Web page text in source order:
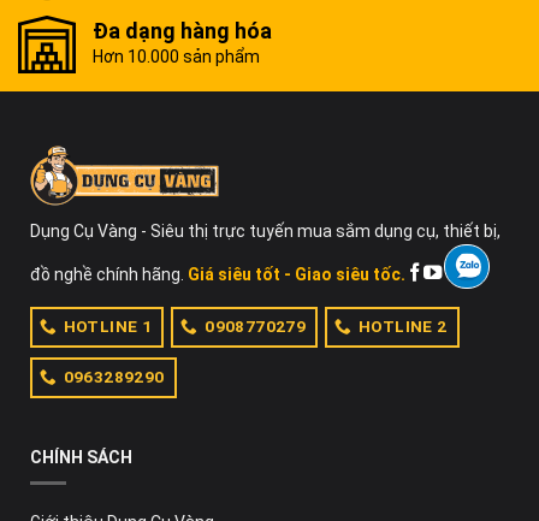
Đa dạng hàng hóa
Hơn 10.000 sản phẩm
Dụng Cụ Vàng - Siêu thị trực tuyến mua sắm dụng cụ, thiết bị,
đồ nghề chính hãng. Giá siêu tốt - Giao siêu tốc.
HOTLINE 1 0908770279 HOTLINE 2
0963289290
CHÍNH SÁCH